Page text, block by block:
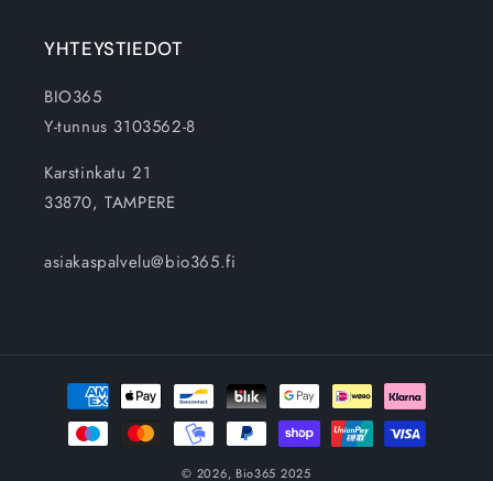
YHTEYSTIEDOT
BIO365
Y-tunnus 3103562-8
Karstinkatu 21
33870, TAMPERE
asiakaspalvelu@bio365.fi
Maksutavat
© 2026, Bio365 2025